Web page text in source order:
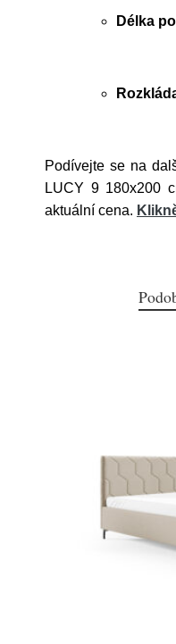
Délka
Podívejte se na
LUCY 9 180x200
aktuální cena.